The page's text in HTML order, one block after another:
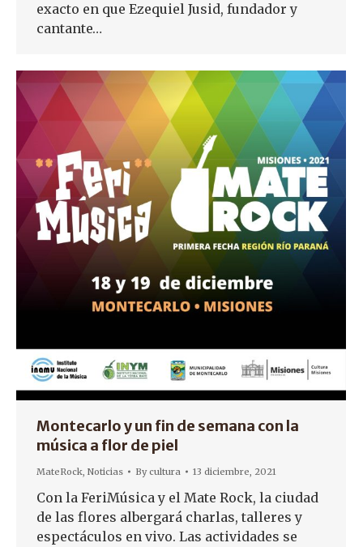
exacto en que Ezequiel Jusid, fundador y
cantante…
Montecarlo y un fin de semana con la
música a flor de piel
MateRock, Noticias Bycultura 13 diciembre, 2021
Con la FeriMúsica y el Mate Rock, la ciudad
de las flores albergará charlas, talleres y
espectáculos en vivo. Las actividades se